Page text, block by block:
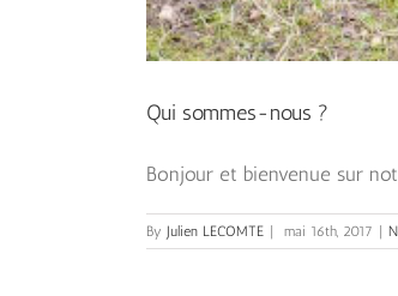
Qui sommes-nous ?
Bonjour et bienvenue sur
By Julien LECOMTE mai 16th, 2017